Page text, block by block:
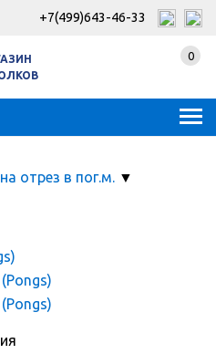
+7(499)643-46-33
0
отрез в пог.м. ▼